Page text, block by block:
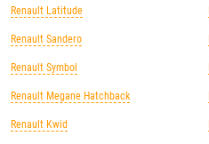
Renault Latitude
Renault Sandero
Renault Symbol
Renault Megane Hatchback
Renault Kwid